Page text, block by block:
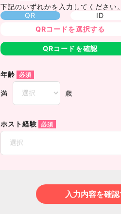
下記のいずれかを入力してください。
QR
ID
QRコードを選択する
QRコードを確認
年齢
満 歳
ホスト経験